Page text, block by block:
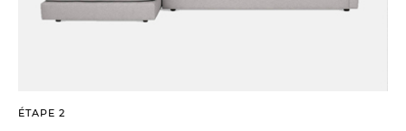
ÉTAPE 2